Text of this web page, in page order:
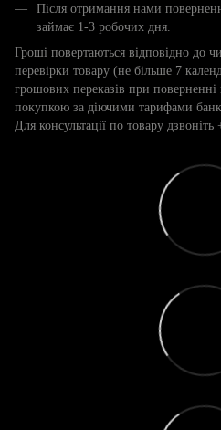
Після отримання нами
займає 1-3 робочих дня.
Гроші повертаються відповідно до
перевірки товару (не більше 7
грошових переказів при поверненні
покупкою за діючими тарифами
Для консультації по товару